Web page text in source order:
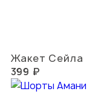
Жакет Сейла
399 ₽